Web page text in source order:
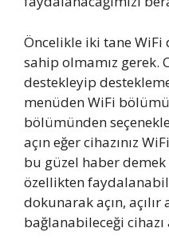
Öncelikle iki tane WiFi
sahip olmamız gerek.
destekleyip
menüden WiFi
bölümünden
açın eğer cihazınız
bu güzel haber
özellikten
dokunarak açın,
bağlanabileceği